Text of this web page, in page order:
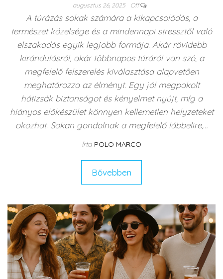
augusztus 26, 2025 Off
A túrázás sokak számára a kikapcsolódás, a
természet közelsége és a mindennapi stressztől való
elszakadás egyik legjobb formája. Akár rövidebb
kirándulásról, akár többnapos túráról van szó, a
megfelelő felszerelés kiválasztása alapvetően
meghatározza az élményt. Egy jól megpakolt
hátizsák biztonságot és kényelmet nyújt, míg a
hiányos előkészület könnyen kellemetlen helyzeteket
okozhat. Sokan gondolnak a megfelelő lábbelire,…
Írta POLO MARCO
Bővebben